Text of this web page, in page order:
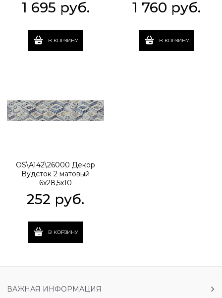
1 695 руб.
В КОРЗИНУ
1 760 руб.
В КОРЗИНУ
OS\A142\26000 Декор
Вудсток 2 матовый
6x28,5х10
252 руб.
В КОРЗИНУ
ВАЖНАЯ ИНФОРМАЦИЯ